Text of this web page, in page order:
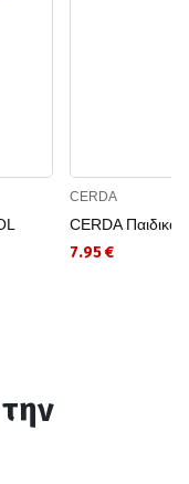
CERDA
CERDA Παιδικά
7.95 €